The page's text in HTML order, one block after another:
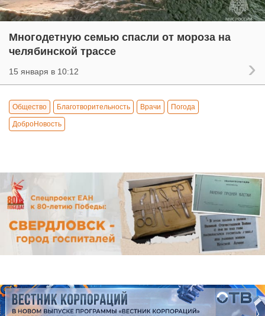
Многодетную семью спасли от мороза на
челябинской трассе
15 января в 10:12
Общество Благотворительность Врачи Погода
ДоброНовость